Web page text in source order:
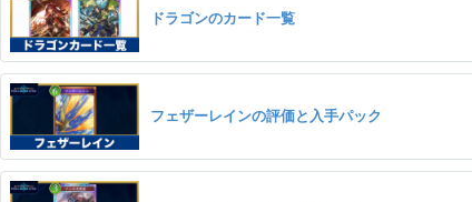
ドラゴンのカード一覧
フェザーレインの評価と入手パック